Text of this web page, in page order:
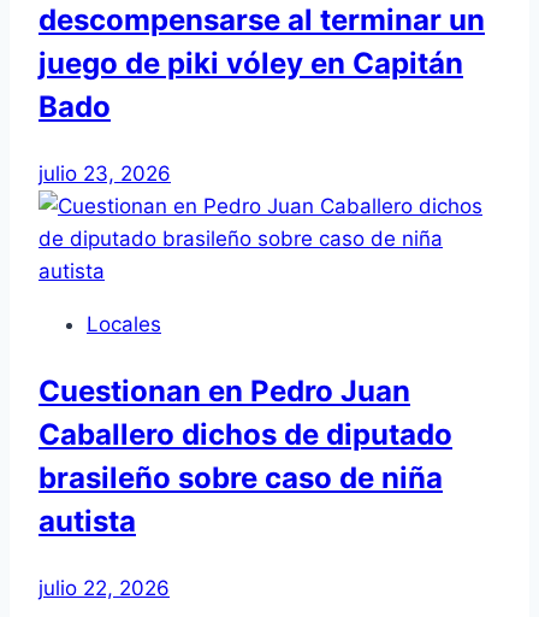
descompensarse al terminar un
juego de piki vóley en Capitán
Bado
julio 23, 2026
Locales
Cuestionan en Pedro Juan
Caballero dichos de diputado
brasileño sobre caso de niña
autista
julio 22, 2026